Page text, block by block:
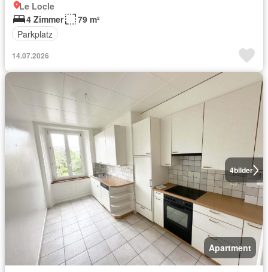
Le Locle
4 Zimmer
79 m²
Parkplatz
14.07.2026
4bilder
Apartment